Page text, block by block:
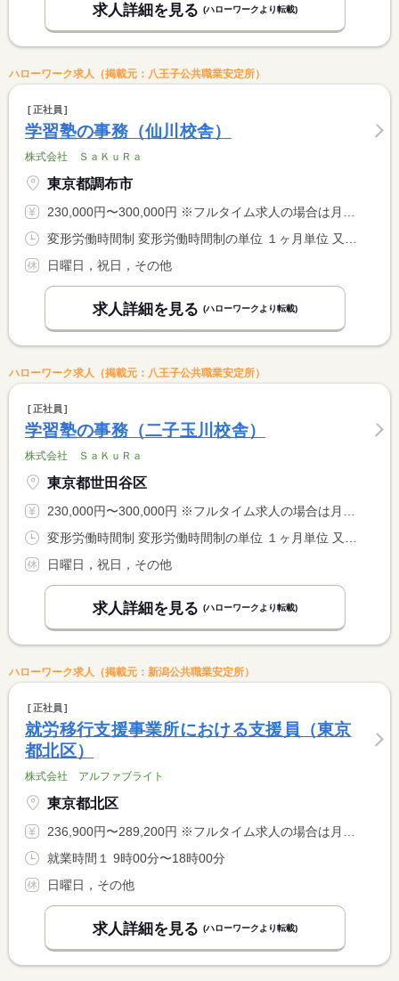
求人詳細を見る (ハローワークより転載)
ハローワーク求人（掲載元：八王子公共職業安定所）
正社員
学習塾の事務（仙川校舎）
株式会社 ＳａＫｕＲａ
東京都調布市
230,000円〜300,000円 ※フルタイム求人の場合は月額（換算額）、パート求人の場合は時間額を表示しています。
日曜日，祝日，その他
求人詳細を見る (ハローワークより転載)
ハローワーク求人（掲載元：八王子公共職業安定所）
正社員
学習塾の事務（二子玉川校舎）
株式会社 ＳａＫｕＲａ
東京都世田谷区
230,000円〜300,000円 ※フルタイム求人の場合は月額（換算額）、パート求人の場合は時間額を表示しています。
日曜日，祝日，その他
求人詳細を見る (ハローワークより転載)
ハローワーク求人（掲載元：新潟公共職業安定所）
正社員
就労移行支援事業所における支援員（東京
都北区）
株式会社 アルファブライト
東京都北区
236,900円〜289,200円 ※フルタイム求人の場合は月額（換算額）、パート求人の場合は時間額を表示しています。
就業時間１ 9時00分〜18時00分
日曜日，その他
求人詳細を見る (ハローワークより転載)